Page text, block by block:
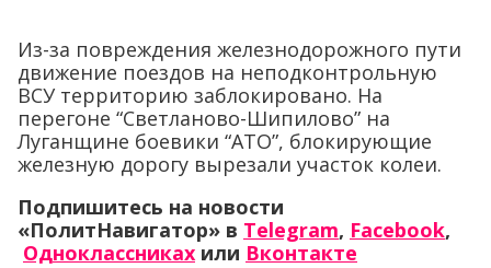
Из-за повреждения железнодорожного пути
движение поездов на неподконтрольную
ВСУ территорию заблокировано. На
перегоне “Светланово-Шипилово” на
Луганщине боевики “АТО”, блокирующие
железную дорогу вырезали участок колеи.
Подпишитесь на новости
«ПолитНавигатор» в Telegram, Facebook,
Одноклассниках или Вконтакте